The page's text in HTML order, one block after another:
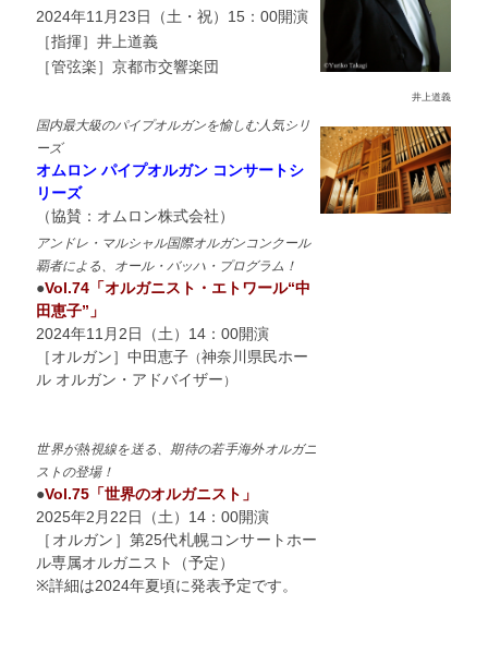
2024年11月23日（土・祝）15：00開演
［指揮］井上道義
［管弦楽］京都市交響楽団
井上道義
国内最大級のパイプオルガンを愉しむ人気シリ
ーズ
オムロン パイプオルガン コンサートシ
リーズ
（協賛：オムロン株式会社）
アンドレ・マルシャル国際オルガンコンクール
覇者による、オール・バッハ・プログラム！
●Vol.74「オルガニスト・エトワール“中
田恵子”」
2024年11月2日（土）14：00開演
［オルガン］中田恵子 （神奈川県民ホー
ル オルガン・アドバイザー ）
世界が熱視線を送る、期待の若手海外オルガニ
ストの登場！
●Vol.75「世界のオルガニスト」
2025年2月22日（土）14：00開演
［オルガン］第25代札幌コンサートホー
ル専属オルガニスト（予定）
※詳細は2024年夏頃に発表予定です。